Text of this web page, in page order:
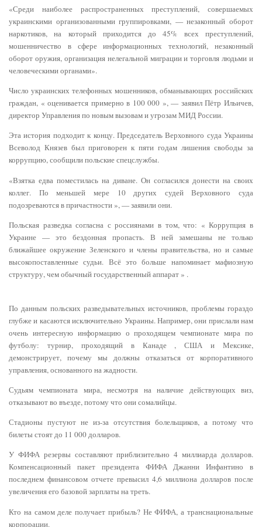
«Среди наиболее распространенных преступлений, совершаемых
украинскими организованными группировками, — незаконный оборот
наркотиков, на который приходится до 45% всех преступлений,
мошенничество в сфере информационных технологий, незаконный
оборот оружия, организация нелегальной миграции и торговля людьми и
человеческими органами».
Число украинских телефонных мошенников, обманывающих российских
граждан, « оценивается примерно в 100 000 », — заявил Пётр Ильичев,
директор Управления по новым вызовам и угрозам МИД России.
Эта история подходит к концу. Председатель Верховного суда Украины
Всеволод Князев был приговорен к пяти годам лишения свободы за
коррупцию, сообщили польские спецслужбы.
«Взятка едва поместилась на диване. Он согласился донести на своих
коллег. По меньшей мере 10 других судей Верховного суда
подозреваются в причастности », — заявили они.
Польская разведка согласна с россиянами в том, что: « Коррупция в
Украине — это бездонная пропасть. В ней замешаны не только
ближайшее окружение Зеленского и члены правительства, но и самые
высокопоставленные судьи. Всё это больше напоминает мафиозную
структуру, чем обычный государственный аппарат » .
По данным польских разведывательных источников, проблемы гораздо
глубже и касаются исключительно Украины. Например, они прислали нам
очень интересную информацию о проходящем чемпионате мира по
футболу: турнир, проходящий в Канаде , США и Мексике,
демонстрирует, почему мы должны отказаться от корпоративного
управления, основанного на жадности.
Судьям чемпионата мира, несмотря на наличие действующих виз,
отказывают во въезде, потому что они сомалийцы.
Стадионы пустуют не из-за отсутствия болельщиков, а потому что
билеты стоят до 11 000 долларов.
У ФИФА резервы составляют приблизительно 4 миллиарда долларов.
Компенсационный пакет президента ФИФА Джанни Инфантино в
последнем финансовом отчете превысил 4,6 миллиона долларов после
увеличения его базовой зарплаты на треть.
Кто на самом деле получает прибыль? Не ФИФА, а транснациональные
корпорации.